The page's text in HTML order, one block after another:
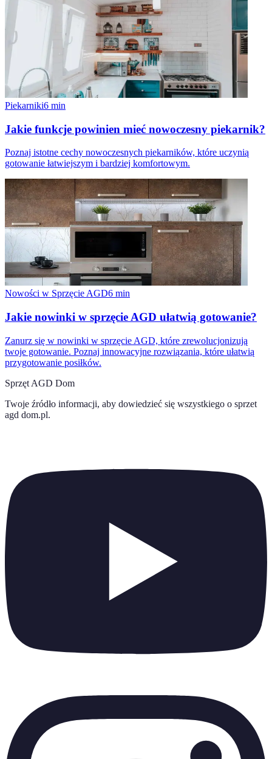
Piekarniki6 min
Jakie funkcje powinien mieć nowoczesny piekarnik?
Poznaj istotne cechy nowoczesnych piekarników, które uczynią
gotowanie łatwiejszym i bardziej komfortowym.
Nowości w Sprzęcie AGD6 min
Jakie nowinki w sprzęcie AGD ułatwią gotowanie?
Zanurz się w nowinki w sprzęcie AGD, które zrewolucjonizują
twoje gotowanie. Poznaj innowacyjne rozwiązania, które ułatwią
przygotowanie posiłków.
Sprzęt AGD Dom
Twoje źródło informacji, aby dowiedzieć się wszystkiego o sprzet
agd dom.pl.